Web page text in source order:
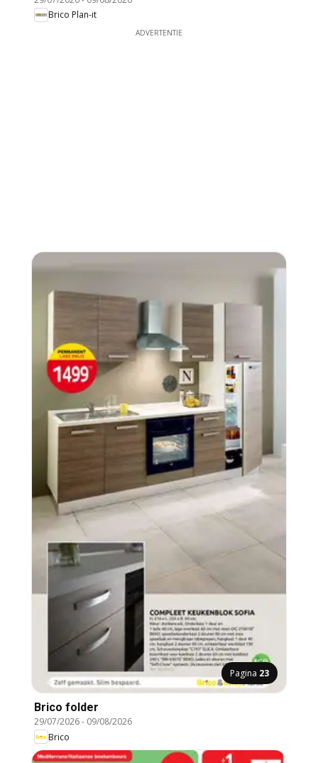
Brico Plan-it
ADVERTENTIE
Pagina 23
Brico folder
29/07/2026- 09/08/2026
Brico